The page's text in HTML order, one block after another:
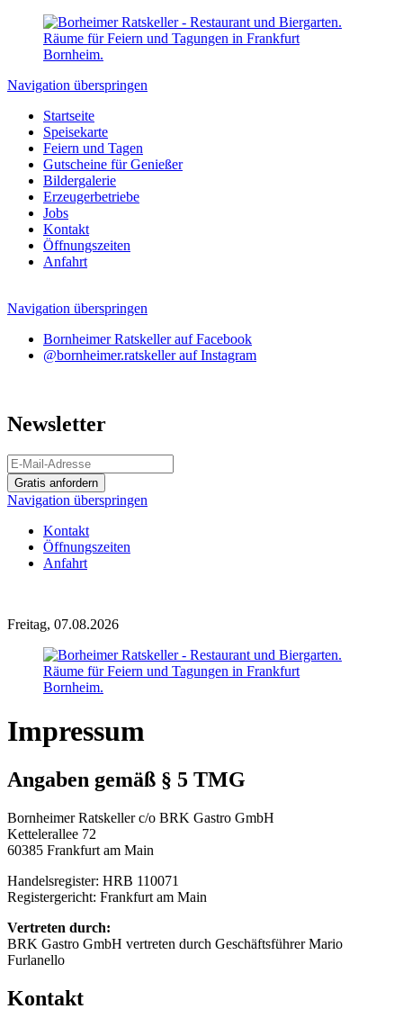
Navigation überspringen
Startseite
Speisekarte
Feiern und Tagen
Gutscheine für Genießer
Bildergalerie
Erzeugerbetriebe
Jobs
Kontakt
Öffnungszeiten
Anfahrt
Navigation überspringen
Bornheimer Ratskeller auf Facebook
@bornheimer.ratskeller auf Instagram
Newsletter
Gratis anfordern
Navigation überspringen
Kontakt
Öffnungszeiten
Anfahrt
Freitag, 07.08.2026
Impressum
Angaben gemäß § 5 TMG
Bornheimer Ratskeller c/o BRK Gastro GmbH
Kettelerallee 72
60385 Frankfurt am Main
Handelsregister: HRB 110071
Registergericht: Frankfurt am Main
Vertreten durch:
BRK Gastro GmbH vertreten durch Geschäftsführer Mario
Furlanello
Kontakt